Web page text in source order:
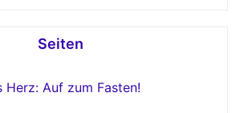
Seiten
Herz: Auf zum Fasten!